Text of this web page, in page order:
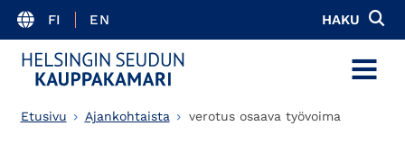
FI EN HAKU
MENU
Etusivu Ajankohtaista verotus osaava työvoima